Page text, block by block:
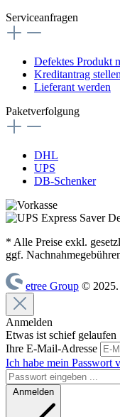
Serviceanfragen
Defektes Produkt
Kreditantrag stellen
Lieferant werden
Paketverfolgung
DHL
UPS
DB-Schenker
* Alle Preise exkl.
ggf.
etree Group © 2025.
Anmelden
Etwas ist schief gelaufen
Ihre E-Mail-Adresse
Ich habe mein Passwort
Anmelden